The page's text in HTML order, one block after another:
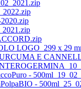
LOGO_299 x 29
E
-
-